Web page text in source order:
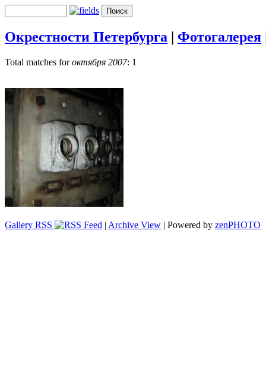
Окрестности Петербурга | Фотогалерея
Total matches forоктября 2007: 1
Gallery RSS | Archive View | Powered by zenPHOTO